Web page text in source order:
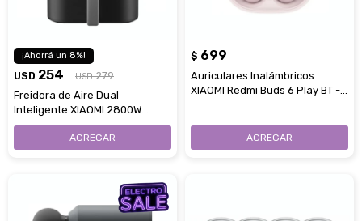
8
USD 254 USD 279
Freidora de Aire Dual
Inteligente XIAOMI 2800W
Capacidad 12L Dos Cestos
$ 699
Auriculares Inalámbricos
XIAOMI Redmi Buds 6 Play BT -